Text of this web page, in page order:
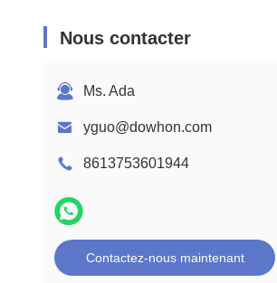
Nous contacter
Ms. Ada
yguo@dowhon.com
8613753601944
Contactez-nous maintenant